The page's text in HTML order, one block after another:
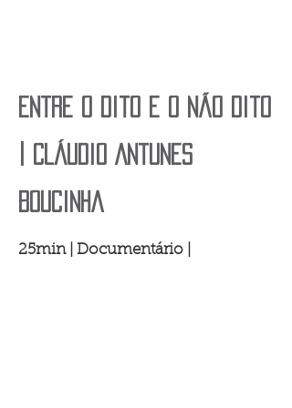
Entre o Dito e o Não Dito
| Cláudio Antunes
Boucinha
25min | Documentário |